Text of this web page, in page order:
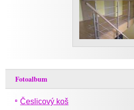
Fotoalbum
Česlicový koš